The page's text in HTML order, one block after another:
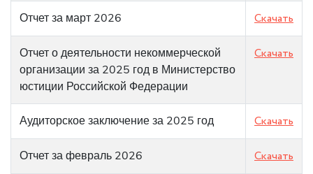
Отчет за март 2026 Скачать
Отчет о деятельности некоммерческой
организации за 2025 год в Министерство
юстиции Российской Федерации
Скачать
Аудиторское заключение за 2025 год Скачать
Отчет за февраль 2026 Скачать